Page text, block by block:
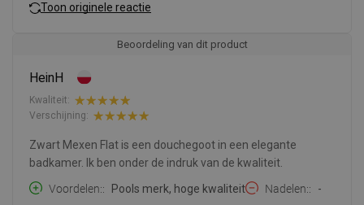
Toon originele reactie
Beoordeling van dit product
HeinH
Kwaliteit:
Verschijning:
Zwart Mexen Flat is een douchegoot in een elegante
badkamer. Ik ben onder de indruk van de kwaliteit.
Voordelen:
Pools merk, hoge kwaliteit Nadelen: -